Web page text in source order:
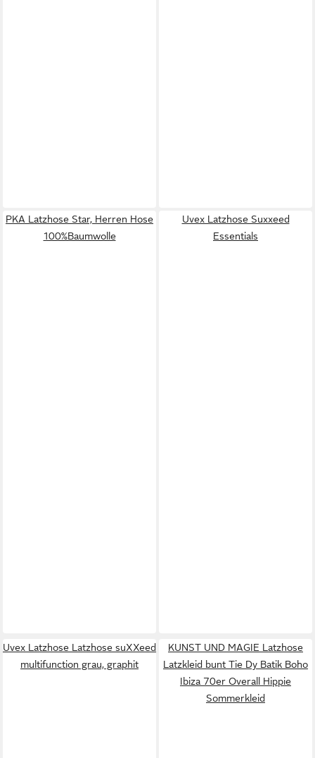
PKA Latzhose Star, Herren Hose
100%Baumwolle
Uvex Latzhose Suxxeed
Essentials
Uvex Latzhose Latzhose suXXeed
multifunction grau, graphit
KUNST UND MAGIE Latzhose
Latzkleid bunt Tie Dy Batik Boho
Ibiza 70er Overall Hippie
Sommerkleid